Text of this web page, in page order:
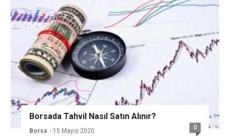
Borsada Tahvil Nasıl Satın Alınır?
Borsa - 15 Mayıs 2020 0